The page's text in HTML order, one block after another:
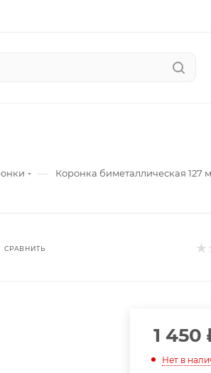
— Коронка биметаллическая 127
СРАВНИТЬ
1 450
Нет в